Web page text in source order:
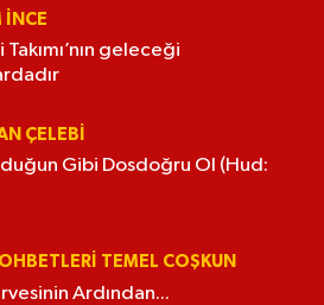
İNCE
geleceği
ÇELEBI
Gibi Dosdoğru Ol (Hud:
TEMEL COŞKUN
Ardından...